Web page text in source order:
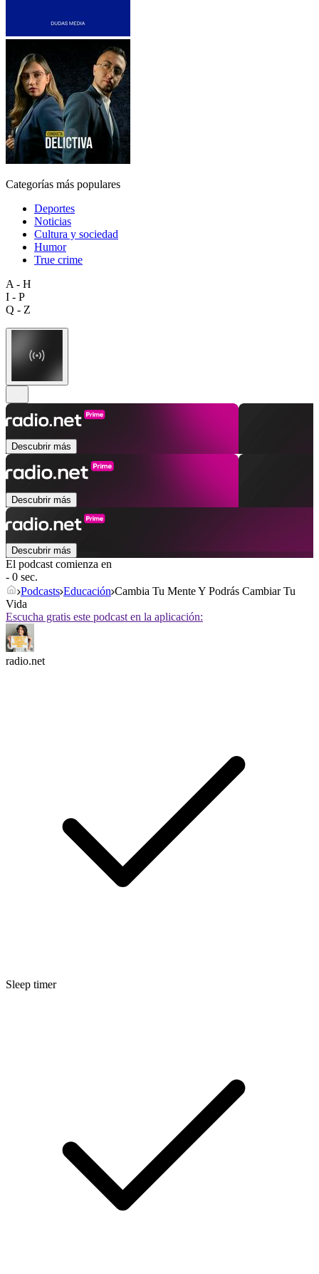
Categorías más populares
Deportes
Noticias
Cultura y sociedad
Humor
True crime
A - H
I - P
Q - Z
Descubrir más
Descubrir más
Descubrir más
El podcast comienza en
- 0 sec.
Podcasts Educación Cambia Tu Mente Y Podrás Cambiar Tu
Vida
Escucha gratis este podcast en la aplicación:
radio.net
Sleep timer